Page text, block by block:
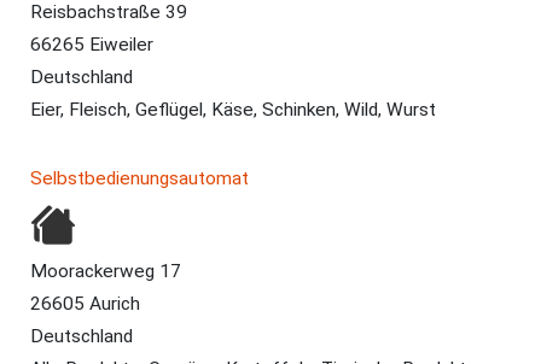
Reisbachstraße 39
66265 Eiweiler
Deutschland
Eier, Fleisch, Geflügel, Käse, Schinken, Wild, Wurst
Selbstbedienungsautomat
Moorackerweg 17
26605 Aurich
Deutschland